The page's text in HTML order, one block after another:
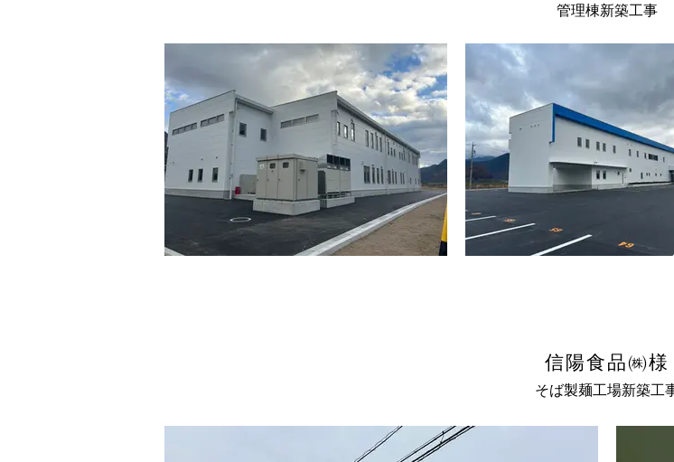
管理棟新築工事
信陽食品㈱様
そば製麺工場新築工